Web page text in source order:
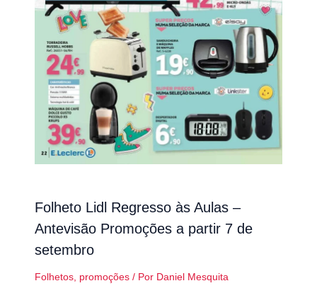
Folheto Lidl Regresso às Aulas –
Antevisão Promoções a partir 7 de
setembro
Folhetos, promoções/ Por Daniel Mesquita